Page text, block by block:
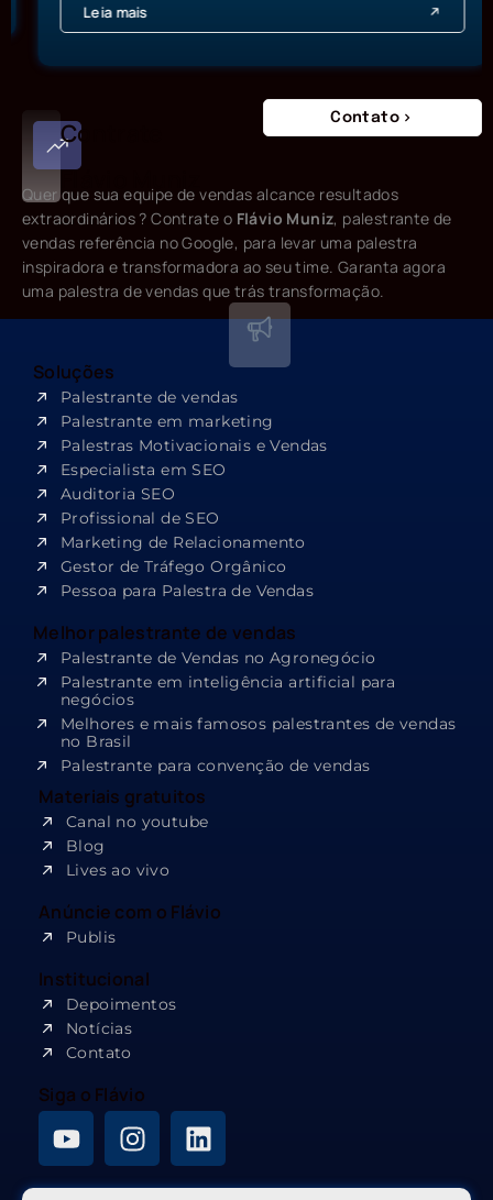
Leia mais
Contrate
Flávio Muniz
Contato
Quer que sua equipe de vendas alcance resultados
extraordinários ? Contrate o Flávio Muniz, palestrante de
vendas referência no Google, para levar uma palestra
inspiradora e transformadora ao seu time. Garanta agora
uma palestra de vendas que trás transformação.
Soluções
Palestrante de vendas
Palestrante em marketing
Palestras Motivacionais e Vendas
Especialista em SEO​
Auditoria SEO
Profissional de SEO
Marketing de Relacionamento
Gestor de Tráfego Orgânico
Pessoa para Palestra de Vendas
Melhor palestrante de vendas
Palestrante de Vendas no Agronegócio
Palestrante em inteligência artificial para
negócios
Melhores e mais famosos palestrantes de vendas
no Brasil
Palestrante para convenção de vendas
Materiais gratuitos
Canal no youtube
Blog
Lives ao vivo
Anúncie com o Flávio
Publis
Institucional
Depoimentos
Notícias
Contato
Siga o Flávio